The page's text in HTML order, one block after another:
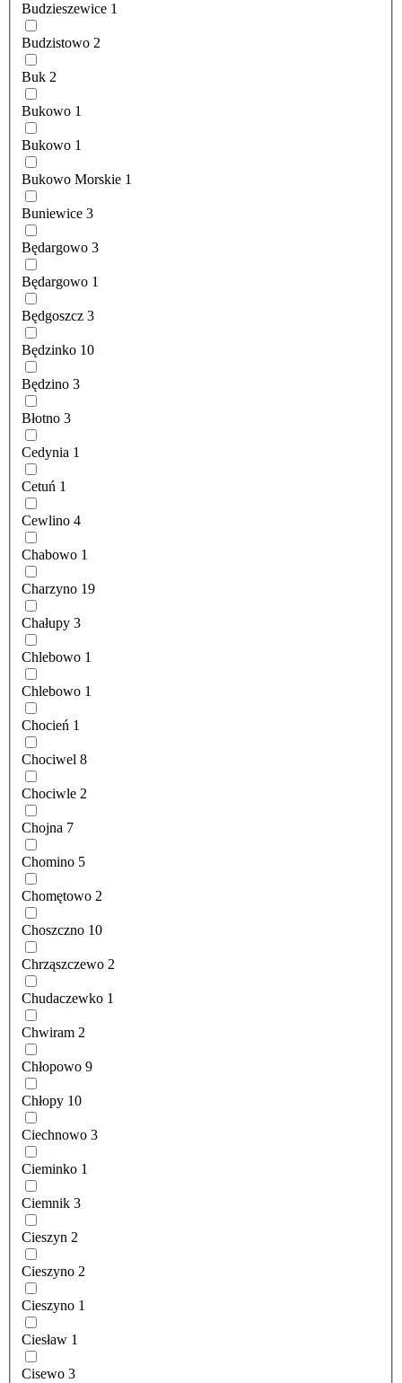
Budzieszewice 1
Budzistowo 2
Buk 2
Bukowo 1
Bukowo 1
Bukowo Morskie 1
Buniewice 3
Będargowo 3
Będargowo 1
Będgoszcz 3
Będzinko 10
Będzino 3
Błotno 3
Cedynia 1
Cetuń 1
Cewlino 4
Chabowo 1
Charzyno 19
Chałupy 3
Chlebowo 1
Chlebowo 1
Chocień 1
Chociwel 8
Chociwle 2
Chojna 7
Chomino 5
Chomętowo 2
Choszczno 10
Chrząszczewo 2
Chudaczewko 1
Chwiram 2
Chłopowo 9
Chłopy 10
Ciechnowo 3
Cieminko 1
Ciemnik 3
Cieszyn 2
Cieszyno 2
Cieszyno 1
Ciesław 1
Cisewo 3